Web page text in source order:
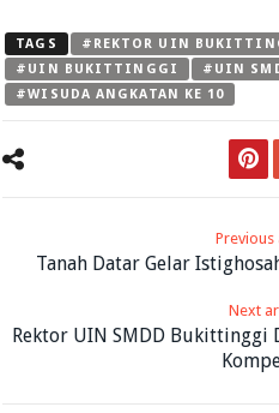
TAGS
#REKTOR UIN
#UIN BUKITTINGGI
#UIN
#WISUDA ANGKATAN KE 10
Previous
Tanah Datar Gelar
Next
Rektor UIN SMDD Bukittinggi